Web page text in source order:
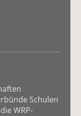
Schulen
WRP-